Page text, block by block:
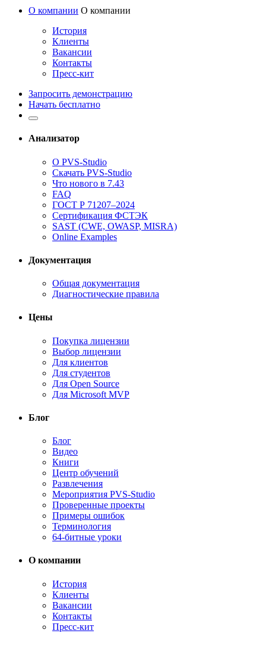
О компании О компании
История
Клиенты
Вакансии
Контакты
Пресс-кит
Запросить демонстрацию
Начать бесплатно
Анализатор
О PVS-Studio
Скачать PVS-Studio
Что нового в 7.43
FAQ
ГОСТ Р 71207–2024
Сертификация ФСТЭК
SAST (CWE, OWASP, MISRA)
Online Examples
Документация
Общая документация
Диагностические правила
Цены
Покупка лицензии
Выбор лицензии
Для клиентов
Для студентов
Для Open Source
Для Microsoft MVP
Блог
Блог
Видео
Книги
Центр обучений
Развлечения
Мероприятия PVS-Studio
Проверенные проекты
Примеры ошибок
Терминология
64-битные уроки
О компании
История
Клиенты
Вакансии
Контакты
Пресс-кит